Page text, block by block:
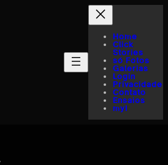
Home
Click
Stories
só Fotos
Galerias
Login
Privacidade
Contato
Ensaios
myI